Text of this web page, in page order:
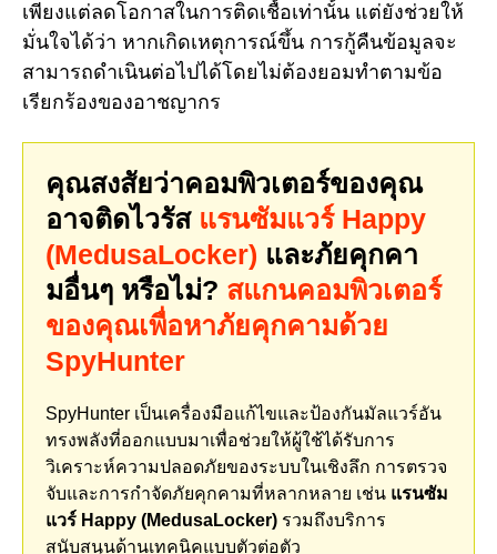
เพียงแต่ลดโอกาสในการติดเชื้อเท่านั้น แต่ยังช่วยให้
มั่นใจได้ว่า หากเกิดเหตุการณ์ขึ้น การกู้คืนข้อมูลจะ
สามารถดำเนินต่อไปได้โดยไม่ต้องยอมทำตามข้อ
เรียกร้องของอาชญากร
คุณสงสัยว่าคอมพิวเตอร์ของคุณ
อาจติดไวรัส แรนซัมแวร์ Happy
(MedusaLocker) และภัยคุกคา
มอื่นๆ หรือไม่? สแกนคอมพิวเตอร์
ของคุณเพื่อหาภัยคุกคามด้วย
SpyHunter
SpyHunter เป็นเครื่องมือแก้ไขและป้องกันมัลแวร์อัน
ทรงพลังที่ออกแบบมาเพื่อช่วยให้ผู้ใช้ได้รับการ
วิเคราะห์ความปลอดภัยของระบบในเชิงลึก การตรวจ
จับและการกำจัดภัยคุกคามที่หลากหลาย เช่น แรนซัม
แวร์ Happy (MedusaLocker) รวมถึงบริการ
สนับสนุนด้านเทคนิคแบบตัวต่อตัว